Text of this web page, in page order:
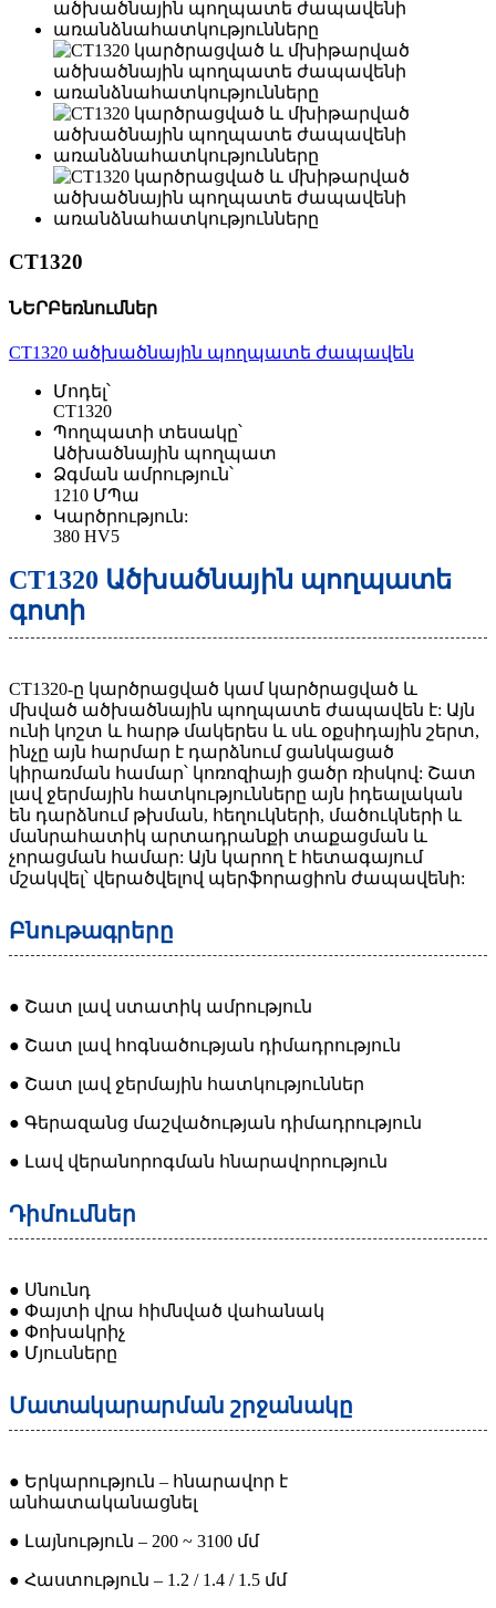
CT1320
ՆԵՐԲեռնումներ
CT1320 ածխածնային պողպատե ժապավեն
Մոդել՝
CT1320
Պողպատի տեսակը՝
Ածխածնային պողպատ
Ձգման ամրություն՝
1210 ՄՊա
Կարծրություն:
380 HV5
CT1320 Ածխածնային պողպատե
գոտի
CT1320-ը կարծրացված կամ կարծրացված և
մխված ածխածնային պողպատե ժապավեն է: Այն
ունի կոշտ և հարթ մակերես և սև օքսիդային շերտ,
ինչը այն հարմար է դարձնում ցանկացած
կիրառման համար՝ կոռոզիայի ցածր ռիսկով: Շատ
լավ ջերմային հատկությունները այն իդեալական
են դարձնում թխման, հեղուկների, մածուկների և
մանրահատիկ արտադրանքի տաքացման և
չորացման համար: Այն կարող է հետագայում
մշակվել՝ վերածվելով պերֆորացիոն ժապավենի:
Բնութագրերը
● Շատ լավ ստատիկ ամրություն
● Շատ լավ հոգնածության դիմադրություն
● Շատ լավ ջերմային հատկություններ
● Գերազանց մաշվածության դիմադրություն
● Լավ վերանորոգման հնարավորություն
Դիմումներ
● Սնունդ
● Փայտի վրա հիմնված վահանակ
● Փոխակրիչ
● Մյուսները
Մատակարարման շրջանակը
● Երկարություն – հնարավոր է
անհատականացնել
● Լայնություն – 200 ~ 3100 մմ
● Հաստություն – 1.2 / 1.4 / 1.5 մմ